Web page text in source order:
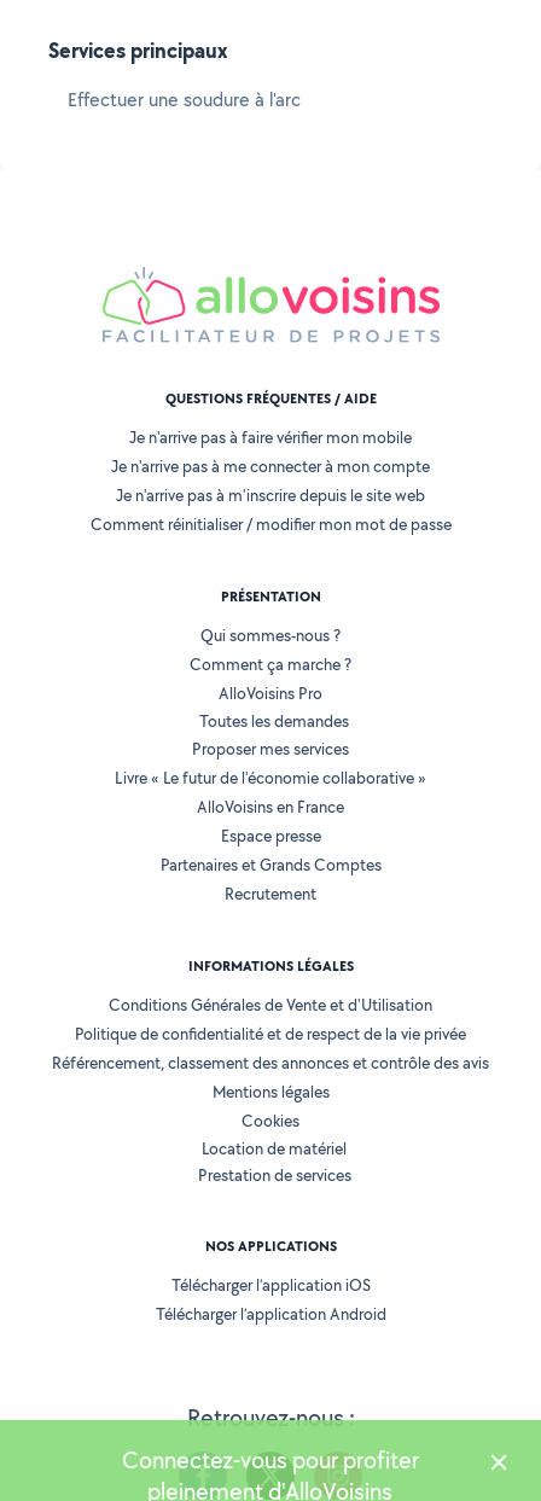
Services principaux
Effectuer une soudure à l'arc
Retrouvez-nous :
QUESTIONS FRÉQUENTES / AIDE
Je n'arrive pas à faire vérifier mon mobile
Je n'arrive pas à me connecter à mon compte
Je n'arrive pas à m'inscrire depuis le site web
Comment réinitialiser / modifier mon mot de passe
PRÉSENTATION
Qui sommes-nous ?
Comment ça marche ?
AlloVoisins Pro
Toutes les demandes
Proposer mes services
Livre « Le futur de l'économie collaborative »
AlloVoisins en France
Espace presse
Partenaires et Grands Comptes
Recrutement
INFORMATIONS LÉGALES
Conditions Générales de Vente et d'Utilisation
Politique de confidentialité et de respect de la vie privée
Référencement, classement des annonces et contrôle des avis
Mentions légales
Cookies
Location de matériel
Prestation de services
NOS APPLICATIONS
Télécharger l’application iOS
Télécharger l’application Android
Connectez-vous pour profiter
pleinement d'AlloVoisins